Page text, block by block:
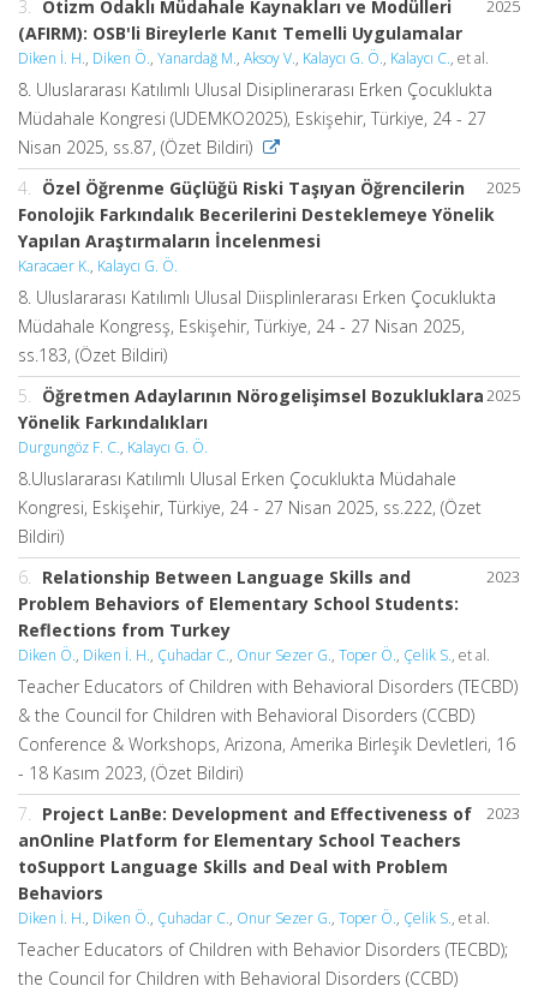
2025
3. Otizm Odaklı Müdahale Kaynakları ve Modülleri
(AFIRM): OSB'li Bireylerle Kanıt Temelli Uygulamalar
Diken İ. H., Diken Ö., Yanardağ M., Aksoy V., Kalaycı G. Ö., Kalaycı C., et al.
8. Uluslararası Katılımlı Ulusal Disiplinerarası Erken Çocuklukta
Müdahale Kongresi (UDEMKO2025), Eskişehir, Türkiye, 24 - 27
Nisan 2025, ss.87, (Özet Bildiri)
2025
4. Özel Öğrenme Güçlüğü Riski Taşıyan Öğrencilerin
Fonolojik Farkındalık Becerilerini Desteklemeye Yönelik
Yapılan Araştırmaların İncelenmesi
Karacaer K., Kalaycı G. Ö.
8. Uluslararası Katılımlı Ulusal Diisplinlerarası Erken Çocuklukta
Müdahale Kongresş, Eskişehir, Türkiye, 24 - 27 Nisan 2025,
ss.183, (Özet Bildiri)
2025
5. Öğretmen Adaylarının Nörogelişimsel Bozukluklara
Yönelik Farkındalıkları
Durgungöz F. C., Kalaycı G. Ö.
8.Uluslararası Katılımlı Ulusal Erken Çocuklukta Müdahale
Kongresi, Eskişehir, Türkiye, 24 - 27 Nisan 2025, ss.222, (Özet
Bildiri)
2023
6. Relationship Between Language Skills and
Problem Behaviors of Elementary School Students:
Reflections from Turkey
Diken Ö., Diken İ. H., Çuhadar C., Onur Sezer G., Toper Ö., Çelik S., et al.
Teacher Educators of Children with Behavioral Disorders (TECBD)
& the Council for Children with Behavioral Disorders (CCBD)
Conference & Workshops, Arizona, Amerika Birleşik Devletleri, 16
- 18 Kasım 2023, (Özet Bildiri)
2023
7. Project LanBe: Development and Effectiveness of
anOnline Platform for Elementary School Teachers
toSupport Language Skills and Deal with Problem
Behaviors
Diken İ. H., Diken Ö., Çuhadar C., Onur Sezer G., Toper Ö., Çelik S., et al.
Teacher Educators of Children with Behavior Disorders (TECBD);
the Council for Children with Behavioral Disorders (CCBD)